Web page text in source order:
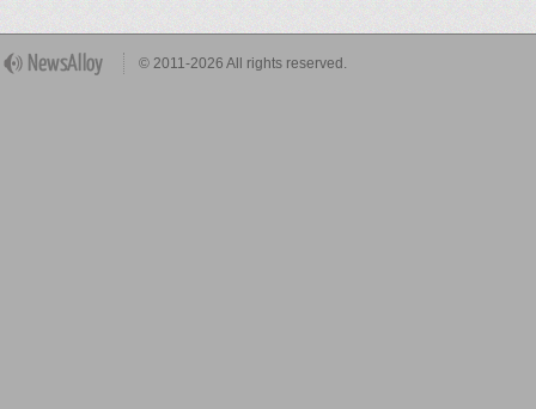
© 2011-2026 All rights reserved.